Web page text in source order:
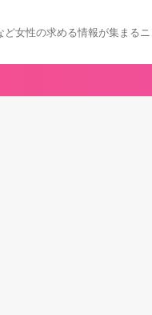
女性の求める情報が集まるニ